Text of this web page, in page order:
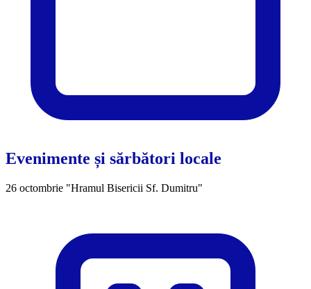
Evenimente și sărbători locale
26 octombrie "Hramul Bisericii Sf. Dumitru"